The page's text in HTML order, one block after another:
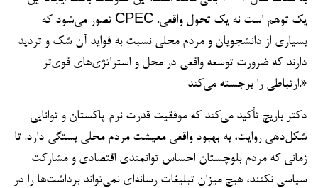
تصور می‌شود که CPEC یک توهم است نه یک تحول واقعی.
بسیاری از دانشجویان و مردم محلی نسبت به فواید آن شک و تردید
دارند که ضرورت توسعه واقعی در محل و استراتژی‌های قوی‌تر
ارتباطی را برجسته می‌کند.»
دکتر باریچ تأکید می‌کند که موفقیت قدرت نرم پاکستان و توانایی
شکل‌دهی روایت، به بهبود واقعی معیشت مردم محلی بستگی دارد. تا
زمانی که مردم بلوچستان احساس توانمندی اقتصادی و مشارکت
سیاسی نکنند، هیچ میزان تبلیغات رسانه‌ای نمی‌تواند برداشت‌ها را در